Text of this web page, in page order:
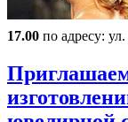
17.00 по адресу: